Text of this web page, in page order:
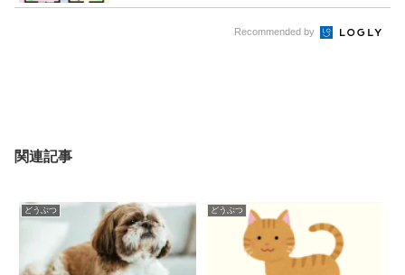
Recommended by
関連記事
どうぶつ どうぶつ